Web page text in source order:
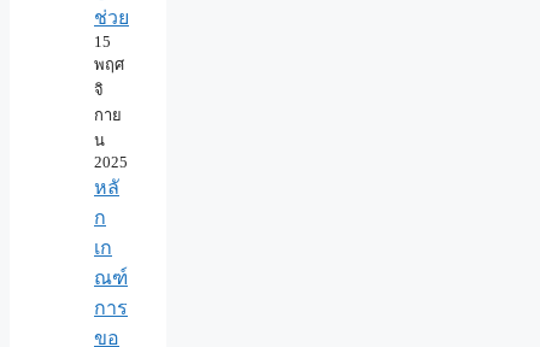
ช่วย
15
พฤศ
จิ
กาย
น
2025
หลั
ก
เก
ณฑ์
การ
ขอ